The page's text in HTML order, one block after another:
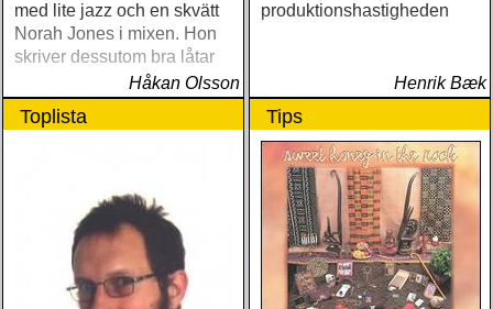
med lite jazz och en skvätt
Norah Jones i mixen. Hon
skriver dessutom bra låtar
Håkan Olsson
produktionshastigheden
Henrik Bæk
Toplista Tips